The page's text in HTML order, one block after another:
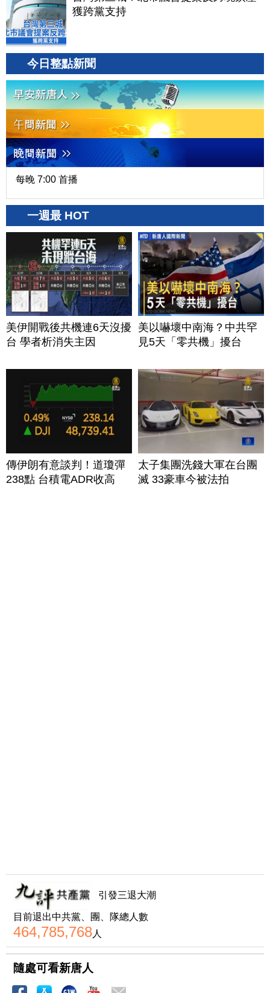
獲跨黨支持
今日整點新聞
每晚 7:00 首播
一週最 HOT
美伊開戰後共機連6天沒擾
台 學者析消失主因
美以嚇壞中南海？中共罕
見5天「零共機」擾台
傳伊朗有意談判！道瓊彈
238點 台積電ADR收高
太子集團洗錢大軍在台團
滅 33豪車今被法拍
引發三退大潮
目前退出中共黨、團、隊總人數
464,785,768人
隨處可看新唐人